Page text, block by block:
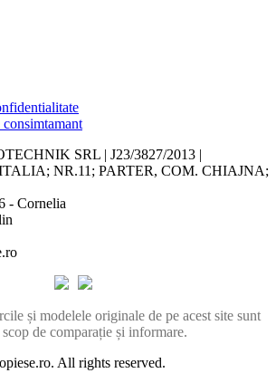
SRL | J23/3827/2013 |
NR.11; PARTER, COM. CHIAJNA;
- Cornelia
și modelele originale de pe acest site sunt
de comparație și informare.
All rights reserved.